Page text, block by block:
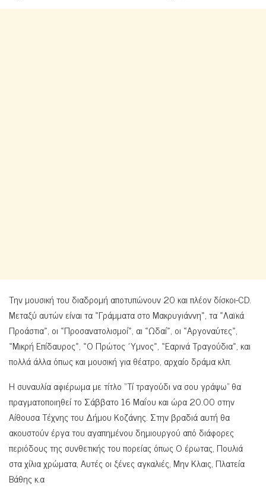
Την μουσική του διαδρομή αποτυπώνουν 20 και πλέον δίσκοι-CD.
Μεταξύ αυτών είναι τα «Γράμματα στο Μακρυγιάννη», τα «Λαϊκά
Προάστια», οι «Προσανατολισμοί», αι «Ωδαί», οι «Αργοναύτες»,
«Μικρή Επίδαυρος», «Ο Πρώτος ΄Υμνος», «Εαρινά Τραγούδια», και
πολλά άλλα όπως και μουσική για θέατρο, αρχαίο δράμα κλπ.
Η συναυλία αφιέρωμα με τίτλο “Τί τραγούδι να σου γράψω” θα
πραγματοποιηθεί το Σάββατο 16 Μαΐου και ώρα 20.00 στην
Αίθουσα Τέχνης του Δήμου Κοζάνης. Στην βραδιά αυτή θα
ακουστούν έργα του αγαπημένου δημιουργού από διάφορες
περιόδους της συνθετικής του πορείας όπως Ο έρωτας, Πουλιά
στα χίλια χρώματα, Αυτές οι ξένες αγκαλιές, Μην Κλαις, Πλατεία
Βάθης κ.α